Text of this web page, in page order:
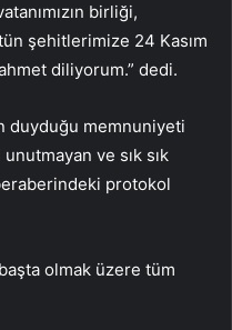
birliği,
şehitlerimize 24 Kasım
diliyorum.” dedi.
duyduğu memnuniyeti
ve sık sık
protokol
olmak üzere tüm